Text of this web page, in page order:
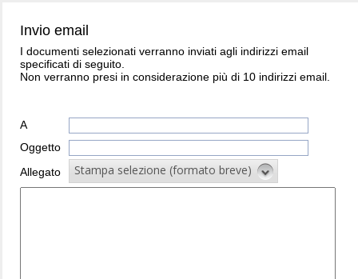
Invio email
I documenti selezionati verranno inviati agli indirizzi email
specificati di seguito.
Non verranno presi in considerazione più di 10 indirizzi email.
A
Oggetto
Allegato
Stampa selezione (formato breve)